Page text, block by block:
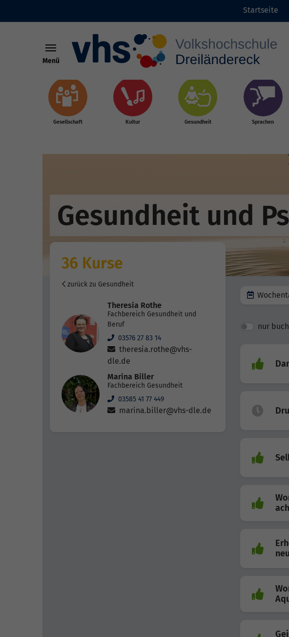
Skip to main content
Startseite
Menü
Gesellschaft Kultur Gesundheit Sprachen
Gesundheit und
36 Kurse
zurück zu Gesundheit
Theresia Rothe
Fachbereich Gesundheit und
Beruf
03576 27 83 14
theresia.rothe@vhs-
dle.de
Marina Biller
Fachbereich Gesundheit
03585 41 77 449
marina.biller@vhs-dle.de
nur